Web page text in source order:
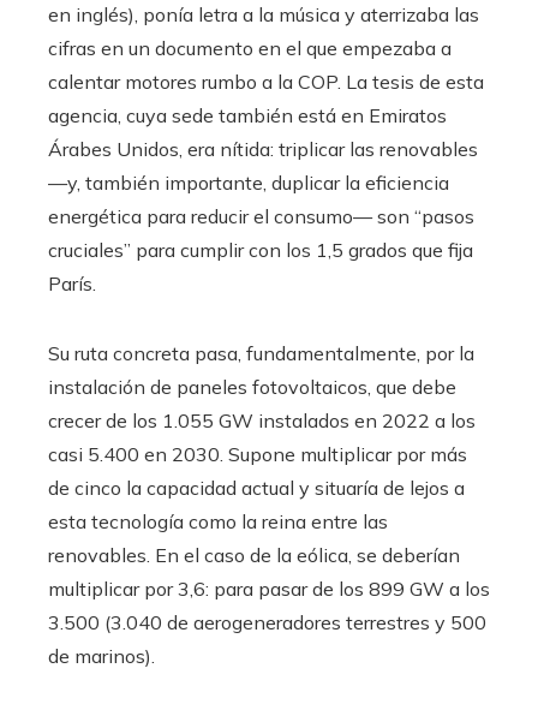
en inglés), ponía letra a la música y aterrizaba las
cifras en un documento en el que empezaba a
calentar motores rumbo a la COP. La tesis de esta
agencia, cuya sede también está en Emiratos
Árabes Unidos, era nítida: triplicar las renovables
—y, también importante, duplicar la eficiencia
energética para reducir el consumo— son “pasos
cruciales” para cumplir con los 1,5 grados que fija
París.
Su ruta concreta pasa, fundamentalmente, por la
instalación de paneles fotovoltaicos, que debe
crecer de los 1.055 GW instalados en 2022 a los
casi 5.400 en 2030. Supone multiplicar por más
de cinco la capacidad actual y situaría de lejos a
esta tecnología como la reina entre las
renovables. En el caso de la eólica, se deberían
multiplicar por 3,6: para pasar de los 899 GW a los
3.500 (3.040 de aerogeneradores terrestres y 500
de marinos).